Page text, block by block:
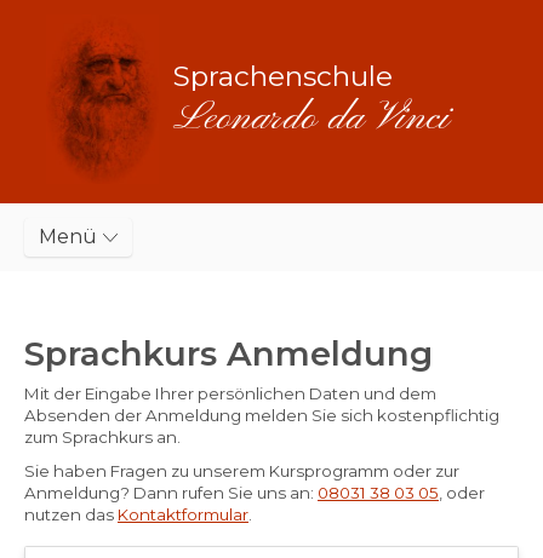
Sprachenschule
Leonardo da Vinci
Menü
Sprachkurs Anmeldung
Mit der Eingabe Ihrer persönlichen Daten und dem
Absenden der Anmeldung melden Sie sich kostenpflichtig
zum Sprachkurs an.
Sie haben Fragen zu unserem Kursprogramm oder zur
Anmeldung? Dann rufen Sie uns an: 08031 38 03 05 , oder
nutzen das Kontaktformular